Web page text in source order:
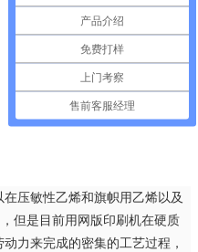
压敏性乙烯和旗帜用乙烯以及
但是目前用网版印刷机在硬质
力来完成的密集的工艺过程，
产品介绍
免费打样
上门考察
售前客服经理